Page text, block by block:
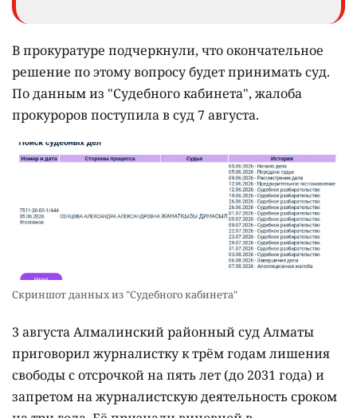
В прокуратуре подчеркнули, что окончательное
решение по этому вопросу будет принимать суд.
По данным из "Судебного кабинета", жалоба
прокуроров поступила в суд 7 августа.
Скриншот данных из "Судебного кабинета"
3 августа Алмалинский районный суд Алматы
приговорил журналистку к трём годам лишения
свободы с отсрочкой на пять лет (до 2031 года) и
запретом на журналистскую деятельность сроком